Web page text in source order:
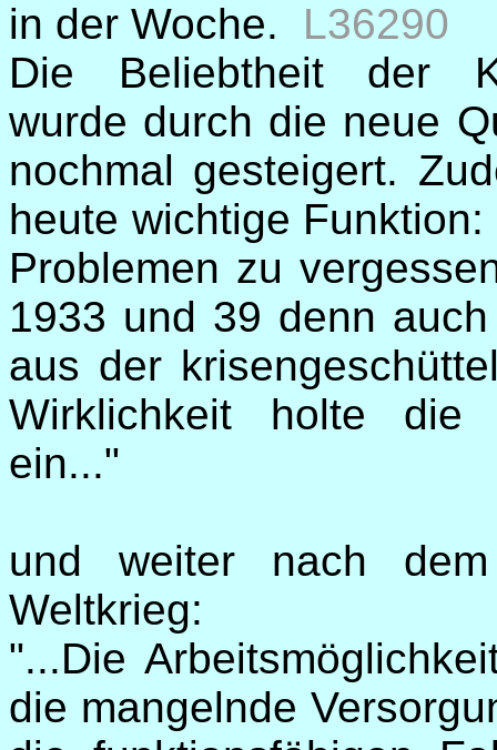
in der Woche. L36290
Die Beliebtheit der
wurde durch die neue
nochmal gesteigert.
heute wichtige
Problemen zu
1933 und 39 denn
aus der
Wirklichkeit holte die
ein..."
und weiter nach
Weltkrieg:
"...Die
die mangelnde